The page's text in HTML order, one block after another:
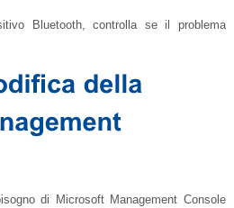
Bluetooth, controlla se il problema
di Microsoft Management Console